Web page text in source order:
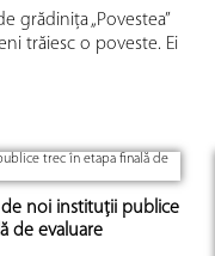
grădiniţa „Povestea”
trăiesc o poveste. Ei
noi instituții publice
de evaluare